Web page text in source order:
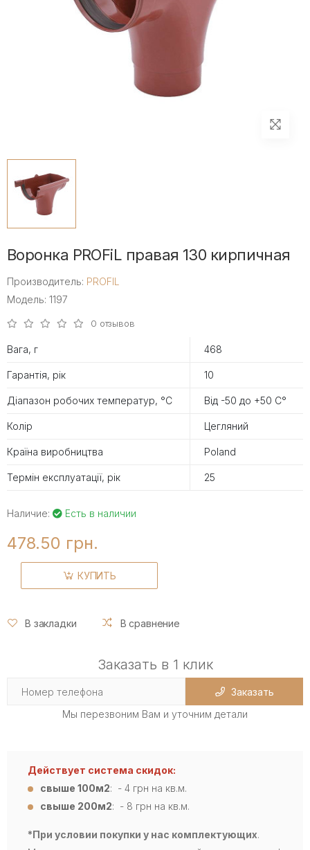
Воронка PROFiL правая 130 кирпичная
Производитель: PROFIL
Модель: 1197
0 отзывов
Вага, г 468
Гарантія, рік 10
Діапазон робочих температур, °С Від -50 до +50 С°
Колір Цегляний
Країна виробництва Poland
Термін експлуатації, рік 25
Наличие: Есть в наличии
478.50 грн.
КУПИТЬ
В закладки В сравнение
Заказать в 1 клик
Заказать
Мы перезвоним Вам и уточним детали
Действует система скидок:
свыше 100м2: - 4 грн на кв.м.
свыше 200м2: - 8 грн на кв.м.
*При условии покупки у нас комплектующих.